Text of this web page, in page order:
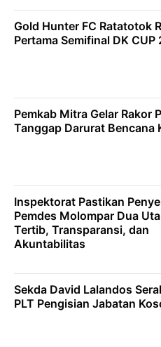
Gold Hunter FC Ratatotok
Pertama Semifinal DK CUP
Pemkab Mitra Gelar Rakor
Tanggap Darurat Bencana
Inspektorat Pastikan
Pemdes Molompar Dua
Tertib, Transparansi, dan
Akuntabilitas
Sekda David Lalandos
PLT Pengisian Jabatan